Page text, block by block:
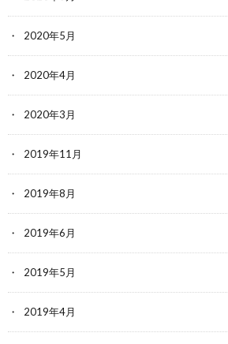
2020年5月
2020年4月
2020年3月
2019年11月
2019年8月
2019年6月
2019年5月
2019年4月